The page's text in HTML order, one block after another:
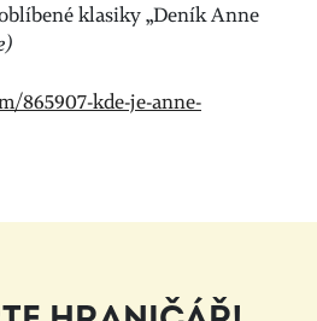
klasiky „Deník Anne
865907-kde-je-anne-